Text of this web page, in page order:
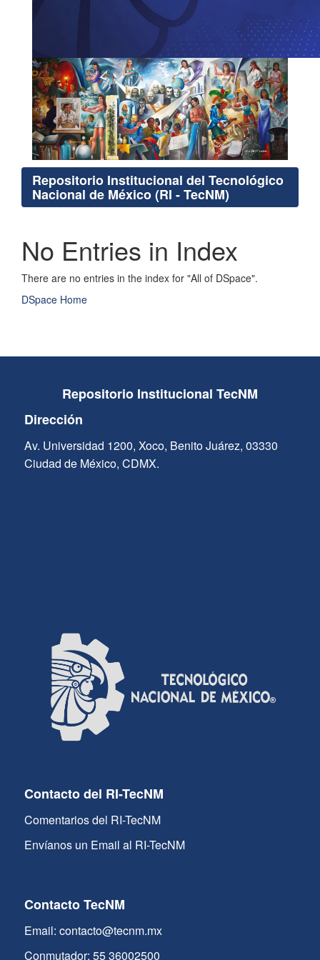
Repositorio Institucional del Tecnológico
Nacional de México (RI - TecNM)
No Entries in Index
There are no entries in the index for "All of DSpace".
DSpace Home
Repositorio Institucional TecNM
Dirección
Av. Universidad 1200, Xoco, Benito Juárez, 03330
Ciudad de México, CDMX.
Contacto del RI-TecNM
Comentarios del RI-TecNM
Envíanos un Email al RI-TecNM
Contacto TecNM
Email: contacto@tecnm.mx
Conmutador: 55 36002500